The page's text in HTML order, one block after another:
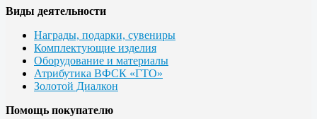
Виды деятельности
Награды, подарки, сувениры
Комплектующие изделия
Оборудование и материалы
Атрибутика ВФСК «ГТО»
Золотой Диалкон
Помощь покупателю